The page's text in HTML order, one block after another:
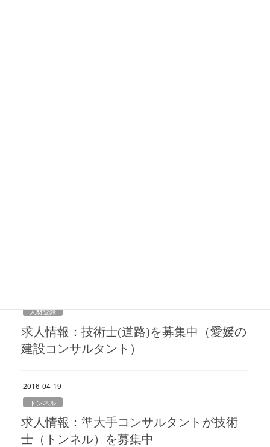
人材登録
求人情報：技術士(道路)を募集中（愛媛の
建設コンサルタント）
2016-04-19
トンネル
求人情報：準大手コンサルタントが技術
士（トンネル）を募集中